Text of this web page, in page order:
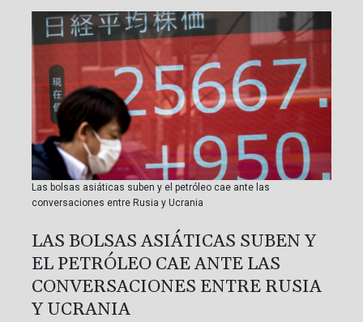
Las bolsas asiáticas suben y el petróleo cae ante las
conversaciones entre Rusia y Ucrania
LAS BOLSAS ASIÁTICAS SUBEN Y
EL PETRÓLEO CAE ANTE LAS
CONVERSACIONES ENTRE RUSIA
Y UCRANIA